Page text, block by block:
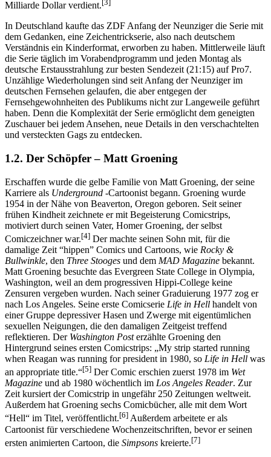
Milliarde Dollar verdient.[3]
In Deutschland kaufte das ZDF Anfang der Neunziger die Serie mit
dem Gedanken, eine Zeichentrickserie, also nach deutschem
Verständnis ein Kinderformat, erworben zu haben. Mittlerweile läuft
die Serie täglich im Vorabendprogramm und jeden Montag als
deutsche Erstausstrahlung zur besten Sendezeit (21:15) auf Pro7.
Unzählige Wiederholungen sind seit Anfang der Neunziger im
deutschen Fernsehen gelaufen, die aber entgegen der
Fernsehgewohnheiten des Publikums nicht zur Langeweile geführt
haben. Denn die Komplexität der Serie ermöglicht dem geneigten
Zuschauer bei jedem Ansehen, neue Details in den verschachtelten
und versteckten Gags zu entdecken.
1.2. Der Schöpfer – Matt Groening
Erschaffen wurde die gelbe Familie von Matt Groening, der seine
Karriere als Underground -Cartoonist begann. Groening wurde
1954 in der Nähe von Beaverton, Oregon geboren. Seit seiner
frühen Kindheit zeichnete er mit Begeisterung Comicstrips,
motiviert durch seinen Vater, Homer Groening, der selbst
Comiczeichner war.[4] Der machte seinen Sohn mit, für die
damalige Zeit “hippen” Comics und Cartoons, wie Rocky &
Bullwinkle, den Three Stooges und dem MAD Magazine bekannt.
Matt Groening besuchte das Evergreen State College in Olympia,
Washington, weil an dem progressiven Hippi-College keine
Zensuren vergeben wurden. Nach seiner Graduierung 1977 zog er
nach Los Angeles. Seine erste Comicserie Life in Hell handelt von
einer Gruppe depressiver Hasen und Zwerge mit eigentümlichen
sexuellen Neigungen, die den damaligen Zeitgeist treffend
reflektieren. Der Washington Posterzählte Groening den
Hintergrund seines ersten Comicstrips: „My strip started running
when Reagan was running for president in 1980, so Life in Hell was
an appropriate title.“[5] Der Comic erschien zuerst 1978 im Wet
Magazine und ab 1980 wöchentlich im Los Angeles Reader. Zur
Zeit kursiert der Comicstrip in ungefähr 250 Zeitungen weltweit.
Außerdem hat Groening sechs Comicbücher, alle mit dem Wort
“Hell“ im Titel, veröffentlicht.[6] Außerdem arbeitete er als
Cartoonist für verschiedene Wochenzeitschriften, bevor er seinen
ersten animierten Cartoon, die Simpsons kreierte.[7]